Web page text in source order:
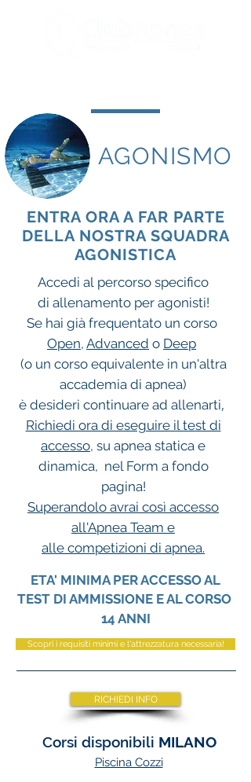
AGONISMO
ENTRA ORA A FAR PARTE
DELLA NOSTRA SQUADRA
AGONISTICA
Accedi al percorso specifico
di allenamento per agonisti!
Se hai già frequentato un corso
Open, Advanced o Deep
(o un corso equivalente in un'altra
accademia di apnea)
è desideri continuare ad allenarti,
Richiedi ora di eseguire il test di
accesso, su apnea statica e
dinamica, nel Form a fondo
pagina!
Superandolo avrai così accesso
all'Apnea Team e
alle competizioni di apnea.
ETA' MINIMA PER ACCESSO AL
TEST DI AMMISSIONE E AL CORSO
14 ANNI
Scopri i requisiti minimi e l'attrezzatura necessaria!
RICHIEDI INFO
Corsi disponibili MILANO
Piscina Cozzi